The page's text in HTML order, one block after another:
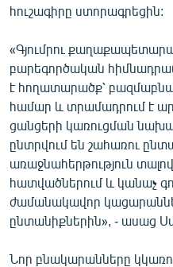
English
Русский
ՀԵՏԵՎԵՔ ՄԵԶ
«Ազատության» բոլոր
հուշագիրը ստորագրեցին:
«Գյումրու
բարեգործական
է հողատարածք՝
համար և տրամադրում է
ցանցերի կառուցման
ընտրվում են շահառու
առաջնահերթություն
հատվածներում և կանաչ
ժամանակավոր
ընտանիքներին», - ասաց
Նոր բնակարանները